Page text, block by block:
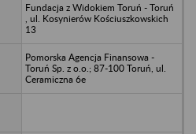
Fundacja z Widokiem Toruń - Toruń
, ul. Kosynierów Kościuszkowskich
13
Pomorska Agencja Finansowa -
Toruń Sp. z o.o.; 87-100 Toruń, ul.
Ceramiczna 6e